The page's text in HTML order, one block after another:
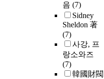
음 (7)
Sidney
Sheldon 著
(7)
사강, 프
랑소와즈
(7)
韓國財閥